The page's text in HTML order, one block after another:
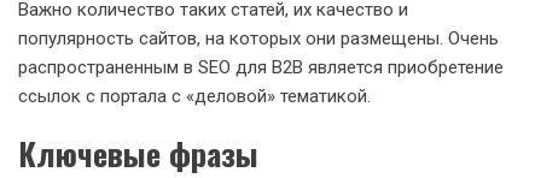
Важно количество таких статей, их качество и
популярность сайтов, на которых они размещены. Очень
распространенным в SEO для B2B является приобретение
ссылок с портала с «деловой» тематикой.
Ключевые фразы